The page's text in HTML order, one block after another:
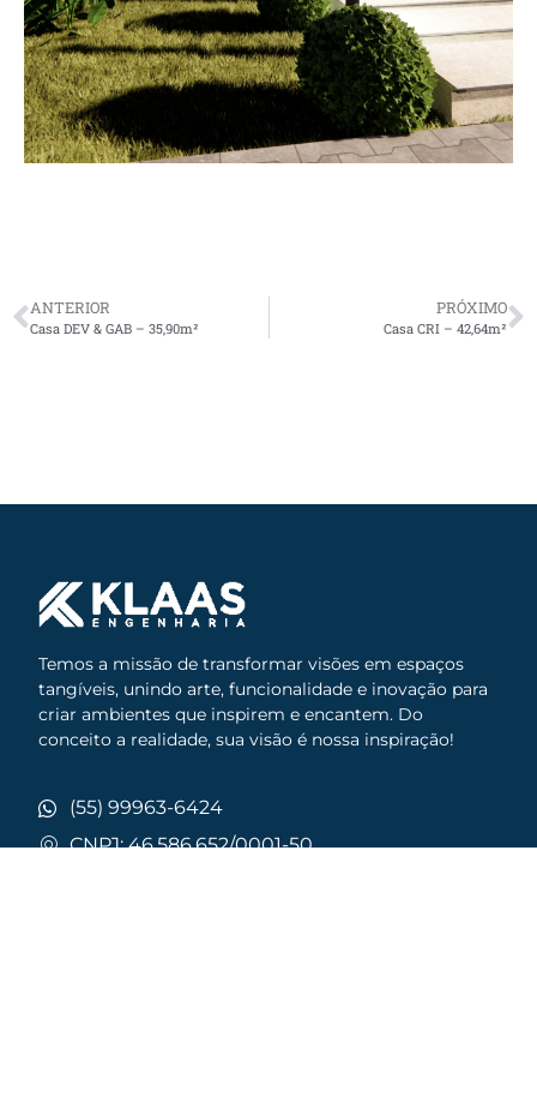
ANTERIOR
Casa DEV & GAB – 35,90m²
PRÓXIMO
Casa CRI – 42,64m²
Temos a missão de transformar visões em espaços
tangíveis, unindo arte, funcionalidade e inovação para
criar ambientes que inspirem e encantem. Do
conceito a realidade, sua visão é nossa inspiração!
(55) 99963-6424
CNPJ: 46.586.652/0001-50